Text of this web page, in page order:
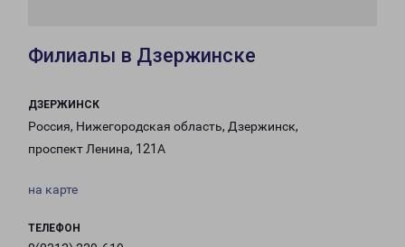
Филиалы в Дзержинске
ДЗЕРЖИНСК
Россия, Нижегородская область, Дзержинск,
проспект Ленина, 121А
на карте
ТЕЛЕФОН